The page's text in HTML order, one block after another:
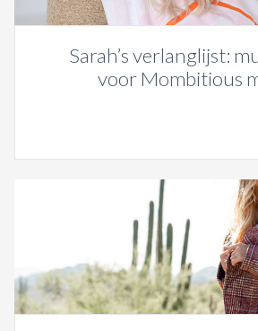
Sarah’s verlanglijst:
voor Mombitious